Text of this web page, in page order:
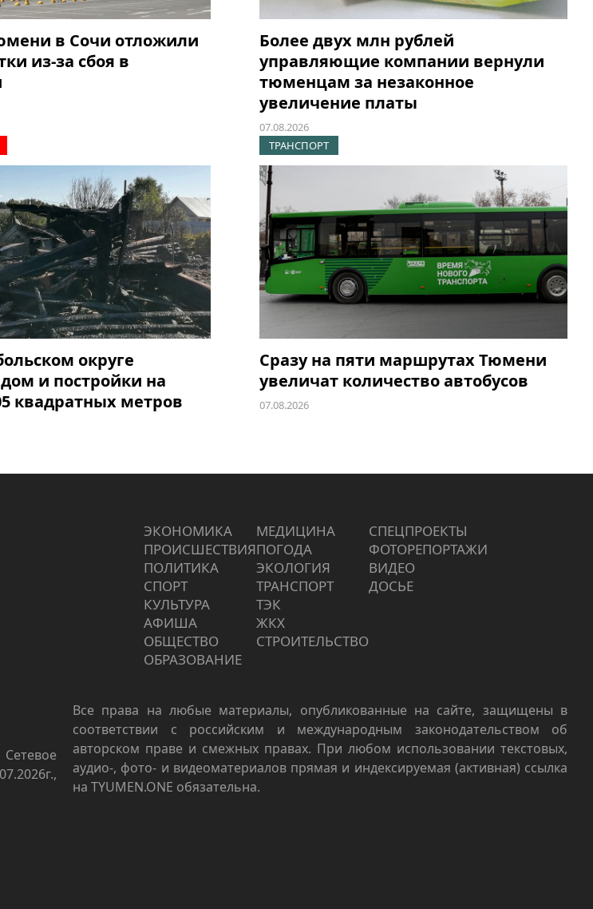
в Сочи отложили
из-за сбоя в
Более двух млн рублей
управляющие компании вернули
тюменцам за незаконное
увеличение платы
07.08.2026
округе
и постройки на
квадратных метров
ТРАНСПОРТ
Сразу на пяти маршрутах Тюмени
увеличат количество автобусов
07.08.2026
ЭКОНОМИКА
ПРОИCШЕСТВИЯ
ПОЛИТИКА
СПОРТ
КУЛЬТУРА
АФИША
ОБЩЕСТВО
ОБРАЗОВАНИЕ
МЕДИЦИНА
ПОГОДА
ЭКОЛОГИЯ
ТРАНСПОРТ
ТЭК
ЖКХ
СТРОИТЕЛЬСТВО
СПЕЦПРОЕКТЫ
ФОТОРЕПОРТАЖИ
ВИДЕО
ДОСЬЕ
Все права на любые материалы, опубликованные на сайте, защищены в
соответствии с российским и международным законодательством об
авторском праве и смежных правах. При любом использовании текстовых,
аудио-, фото- и видеоматериалов прямая и индексируемая (активная) ссылка
на TYUMEN.ONE обязательна.